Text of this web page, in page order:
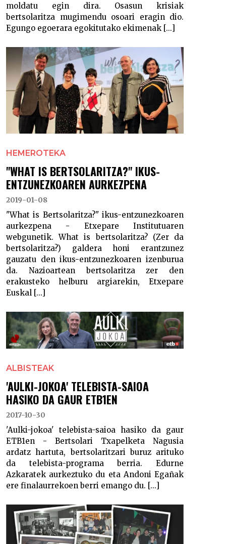
moldatu egin dira. Osasun krisiak
bertsolaritza mugimendu osoari eragin dio.
Egungo egoerara egokitutako ekimenak [...]
HEMEROTEKA
"WHAT IS BERTSOLARITZA?" IKUS-
ENTZUNEZKOAREN AURKEZPENA
2019-01-08
"What is Bertsolaritza?" ikus-entzunezkoaren
aurkezpena - Etxepare Institutuaren
webgunetik. What is bertsolaritza? (Zer da
bertsolaritza?) galdera honi erantzunez
gauzatu den ikus-entzunezkoaren izenburua
da. Nazioartean bertsolaritza zer den
erakusteko helburu argiarekin, Etxepare
Euskal [...]
ALBISTEAK
'AULKI-JOKOA' TELEBISTA-SAIOA
HASIKO DA GAUR ETB1EN
2017-10-30
'Aulki-jokoa' telebista-saioa hasiko da gaur
ETB1en - Bertsolari Txapelketa Nagusia
ardatz hartuta, bertsolaritzari buruz arituko
da telebista-programa berria. Edurne
Azkaratek aurkeztuko du eta Andoni Egañak
ere finalaurrekoen berri emango du. [...]